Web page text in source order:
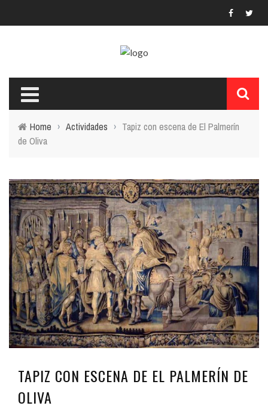
Home › Actividades › Tapiz con escena de El Palmerín
de Oliva
TAPIZ CON ESCENA DE EL PALMERÍN DE
OLIVA